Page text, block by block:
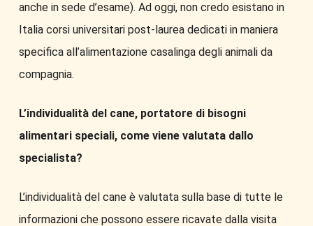
anche in sede d’esame). Ad oggi, non credo esistano in
Italia corsi universitari post-laurea dedicati in maniera
specifica all’alimentazione casalinga degli animali da
compagnia.
L’individualità del cane, portatore di bisogni
alimentari speciali, come viene valutata dallo
specialista?
L’individualità del cane è valutata sulla base di tutte le
informazioni che possono essere ricavate dalla visita